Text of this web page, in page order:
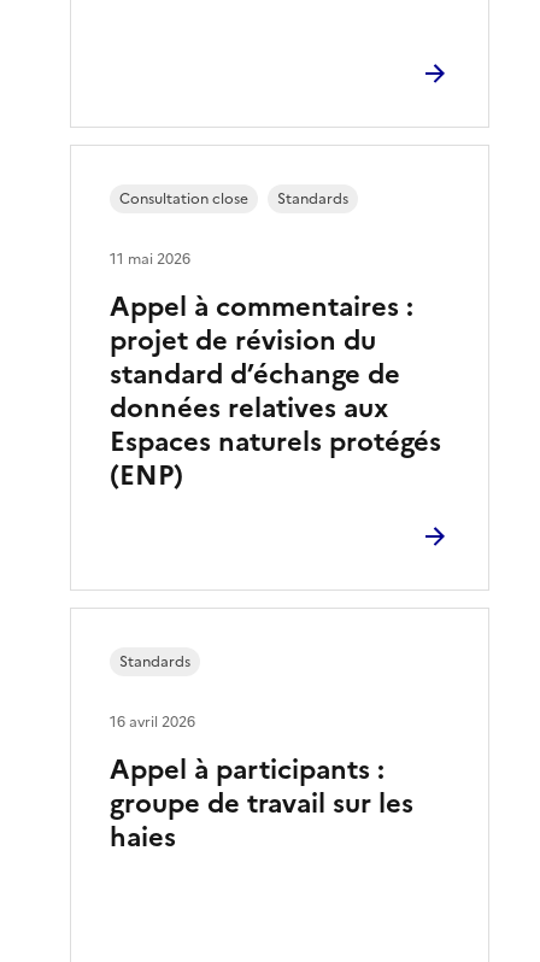
Appel à commentaires :
projet de révision du
standard d’échange de
données relatives aux
Espaces naturels protégés
(ENP)
Consultation close Standards
11 mai 2026
Appel à participants :
groupe de travail sur les
haies
Standards
16 avril 2026